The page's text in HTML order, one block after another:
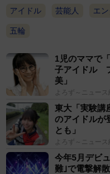
アイドル 芸能人 エ
五輪
1児のママで
子アイドル
美」
よろず～ニュース
東大「実験
のアイドルが
とも」
よろず～ニュース
今年5月デビ
難｣で電撃解